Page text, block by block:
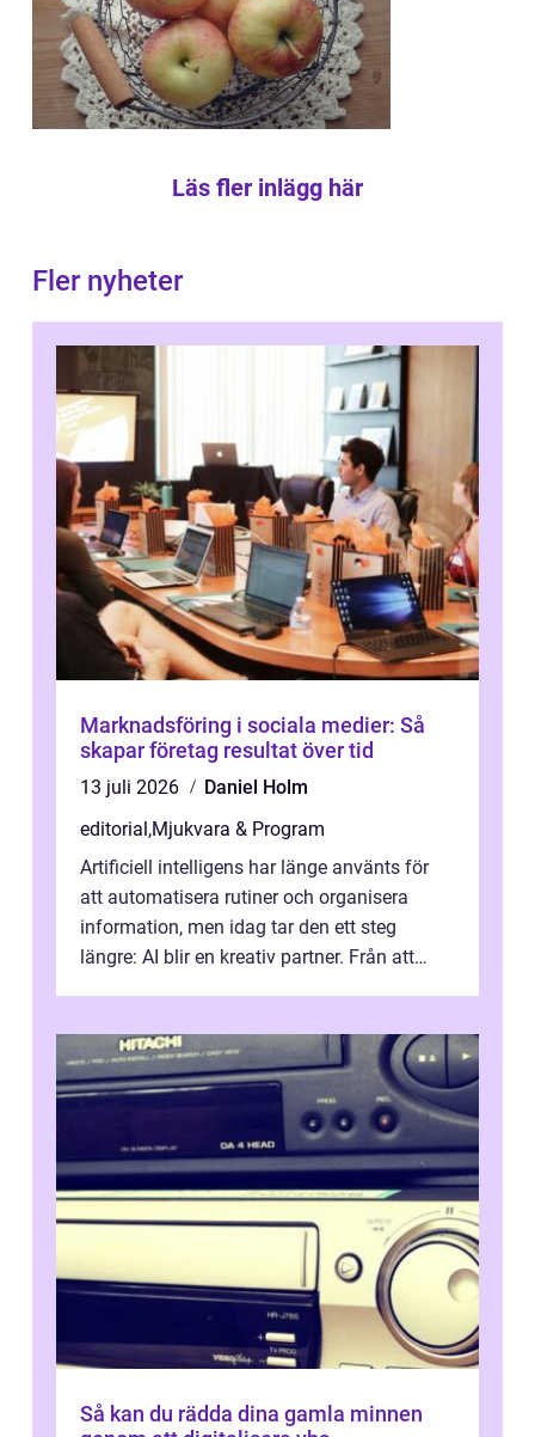
Läs fler inlägg här
Fler nyheter
Marknadsföring i sociala medier: Så
skapar företag resultat över tid
13 juli 2026
Daniel Holm
editorial,Mjukvara & Program
Artificiell intelligens har länge använts för
att automatisera rutiner och organisera
information, men idag tar den ett steg
längre: AI blir en kreativ partner. Från att
Så kan du rädda dina gamla minnen